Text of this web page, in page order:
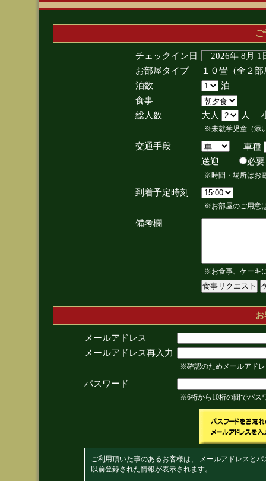
チェックイン日
2026年 8月
お部屋タイプ
１０畳（全２
泊数
泊
食事
総人数
大人 人
※未就学児童（添
交通手段
車種
送迎
※時間・場所はお
到着予定時刻
※お部屋のご用意
備考欄
※お食事、ケーキ
メールアドレス
メールアドレス再入力
※確認のためメールアド
パスワード
※6桁から10桁の間でパス
ご利用頂いた事のあるお客様は、 メールアドレスと
以前登録された情報が表示されます。